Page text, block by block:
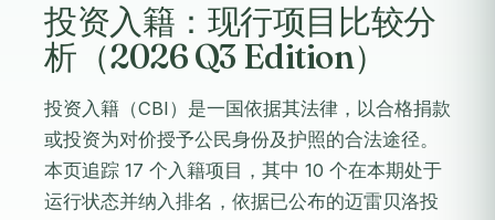
投资入籍：现行项目比较分
析（2026 Q3 Edition）
投资入籍（CBI）是一国依据其法律，以合格捐款
或投资为对价授予公民身份及护照的合法途径。
本页追踪 17 个入籍项目，其中 10 个在本期处于
运行状态并纳入排名，依据已公布的迈雷贝洛投